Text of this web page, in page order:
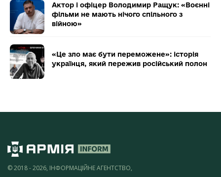
Актор і офіцер Володимир Ращук: «Воєнні
фільми не мають нічого спільного з
війною»
«Це зло має бути переможене»: історія
українця, який пережив російський полон
© 2018 - 2026, ІНФОРМАЦІЙНЕ АГЕНТСТВО,